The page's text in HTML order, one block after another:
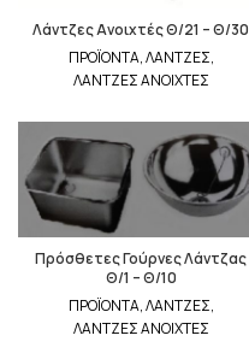
Λάντζες Ανοιχτές Θ/21 – Θ/30
ΠΡΟΪΟΝΤΑ,ΛΑΝΤΖΕΣ,
ΛΑΝΤΖΕΣ ΑΝΟΙΧΤΕΣ
Πρόσθετες Γούρνες Λάντζας
Θ/1 – Θ/10
ΠΡΟΪΟΝΤΑ,ΛΑΝΤΖΕΣ,
ΛΑΝΤΖΕΣ ΑΝΟΙΧΤΕΣ